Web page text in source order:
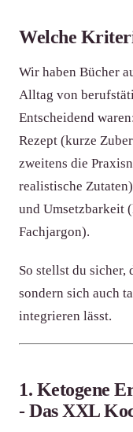
Welche
Wir haben Bücher
Alltag von
Entscheidend
Rezept (kurze
zweitens die
realistische
und Umsetzbarkeit
Fachjargon).
So stellst du
sondern sich auch
integrieren lässt.
1. Ketogene
- Das XXL